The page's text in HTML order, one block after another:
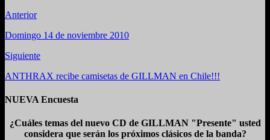
Anterior
Domingo 14 de noviembre 2010
Siguiente
ANTHRAX recibe camisetas de GILLMAN en Chile!!!
NUEVA Encuesta
¿Cuáles temas del nuevo CD de GILLMAN "Presente" usted
considera que serán los próximos clásicos de la banda?